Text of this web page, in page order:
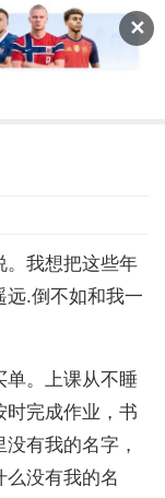
✕
我想把这些年
远.倒不如和我一
。上课从不睡
时完成作业，书
有我的名字，
么没有我的名